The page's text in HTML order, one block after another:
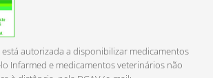
autorizada a disponibilizar medicamentos
Infarmed e medicamentos veterinários não